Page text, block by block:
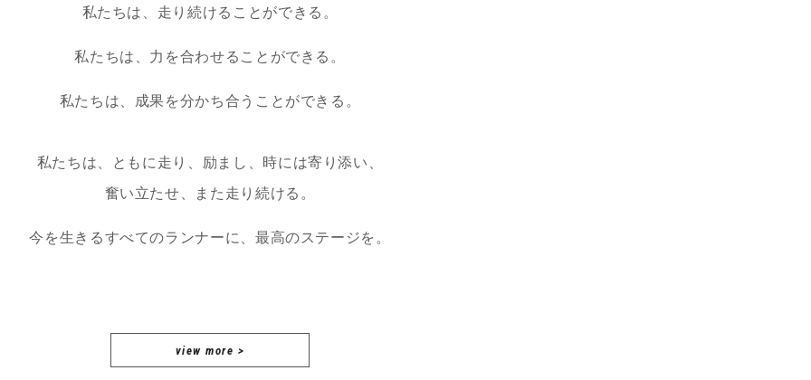
私たちは、走り続けることができる。
私たちは、力を合わせることができる。
私たちは、成果を分かち合うことができる。
私たちは、ともに走り、励まし、時には寄り添い、
奮い立たせ、また走り続ける。
今を生きるすべてのランナーに、最高のステージを。
view more >